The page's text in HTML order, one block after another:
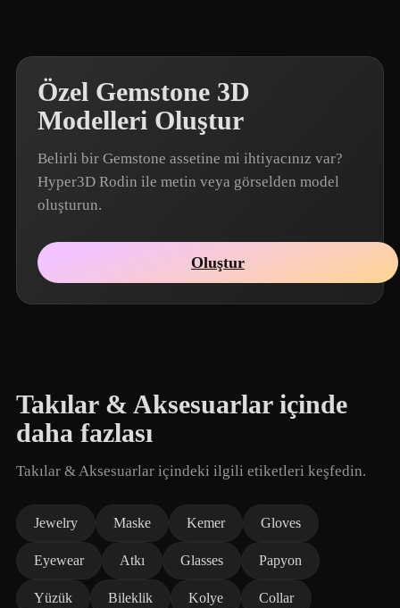
Özel Gemstone 3D
Modelleri Oluştur
Belirli bir Gemstone assetine mi ihtiyacınız var?
Hyper3D Rodin ile metin veya görselden model
oluşturun.
Oluştur
Takılar & Aksesuarlar içinde
daha fazlası
Takılar & Aksesuarlar içindeki ilgili etiketleri keşfedin.
Jewelry Maske Kemer Gloves
Eyewear Atkı Glasses Papyon
Yüzük Bileklik Kolye Collar